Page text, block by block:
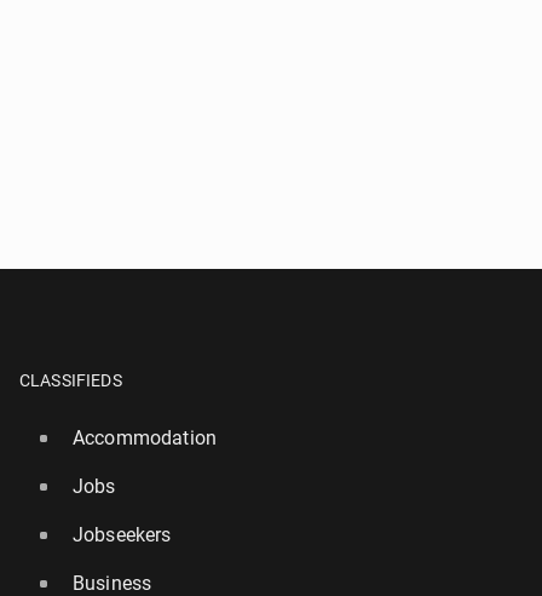
CLASSIFIEDS
Accommodation
Jobs
Jobseekers
Business